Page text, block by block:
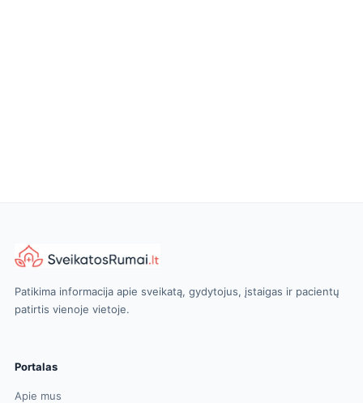
Patikima informacija apie sveikatą, gydytojus, įstaigas ir pacientų
patirtis vienoje vietoje.
Portalas
Apie mus